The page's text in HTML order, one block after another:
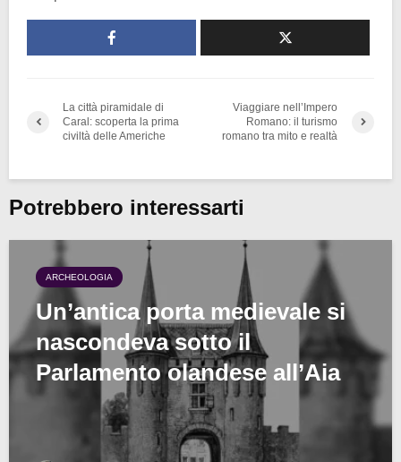
La città piramidale di
Caral: scoperta la prima
civiltà delle Americhe
Viaggiare nell’Impero
Romano: il turismo
romano tra mito e realtà
Potrebbero interessarti
ARCHEOLOGIA
Un’antica porta medievale si
nascondeva sotto il
Parlamento olandese all’Aia